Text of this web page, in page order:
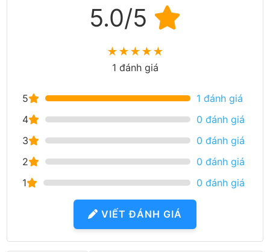
5.0/5
★★★★★
1 đánh giá
5
1 đánh giá
4
0 đánh giá
3
0 đánh giá
2
0 đánh giá
1
0 đánh giá
VIẾT ĐÁNH GIÁ